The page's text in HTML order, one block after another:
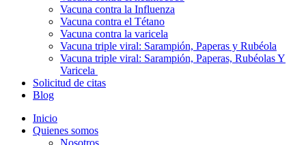
Vacuna contra la Influenza
Vacuna contra el Tétano
Vacuna contra la varicela
Vacuna triple viral: Sarampión, Paperas y Rubéola
Vacuna triple viral: Sarampión, Paperas, Rubéolas Y
Varicela
Solicitud de citas
Blog
Inicio
Quienes somos
Nosotros